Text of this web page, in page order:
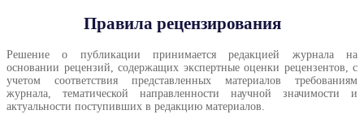
Правила рецензирования
Решение о публикации принимается редакцией журнала на
основании рецензий, содержащих экспертные оценки рецензентов, с
учетом соответствия представленных материалов требованиям
журнала, тематической направленности научной значимости и
актуальности поступивших в редакцию материалов.